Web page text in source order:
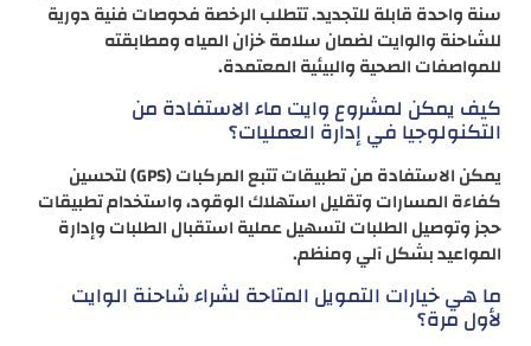
سنة واحدة قابلة للتجديد. تتطلب الرخصة فحوصات فنية دورية
للشاحنة والوايت لضمان سلامة خزان المياه ومطابقته
للمواصفات الصحية والبيئية المعتمدة.
كيف يمكن لمشروع وايت ماء الاستفادة من
التكنولوجيا في إدارة العمليات؟
يمكن الاستفادة من تطبيقات تتبع المركبات (GPS) لتحسين
كفاءة المسارات وتقليل استهلاك الوقود، واستخدام تطبيقات
حجز وتوصيل الطلبات لتسهيل عملية استقبال الطلبات وإدارة
المواعيد بشكل آلي ومنظم.
ما هي خيارات التمويل المتاحة لشراء شاحنة الوايت
لأول مرة؟